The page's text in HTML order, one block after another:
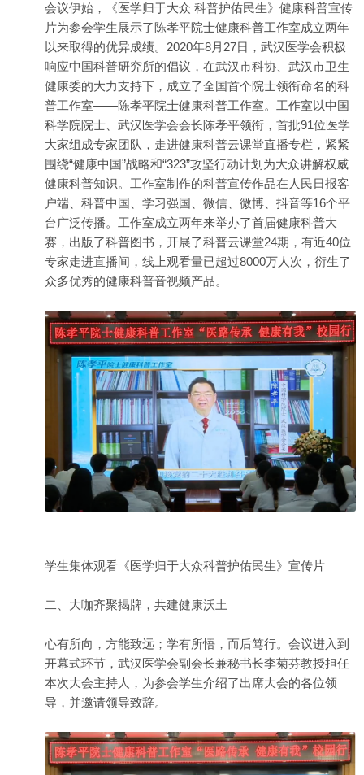
会议伊始，《医学归于大众 科普护佑民生》健康科普宣传
片为参会学生展示了陈孝平院士健康科普工作室成立两年
以来取得的优异成绩。2020年8月27日，武汉医学会积极
响应中国科普研究所的倡议，在武汉市科协、武汉市卫生
健康委的大力支持下，成立了全国首个院士领衔命名的科
普工作室——陈孝平院士健康科普工作室。工作室以中国
科学院院士、武汉医学会会长陈孝平领衔，首批91位医学
大家组成专家团队，走进健康科普云课堂直播专栏，紧紧
围绕“健康中国”战略和“323”攻坚行动计划为大众讲解权威
健康科普知识。工作室制作的科普宣传作品在人民日报客
户端、科普中国、学习强国、微信、微博、抖音等16个平
台广泛传播。工作室成立两年来举办了首届健康科普大
赛，出版了科普图书，开展了科普云课堂24期，有近40位
专家走进直播间，线上观看量已超过8000万人次，衍生了
众多优秀的健康科普音视频产品。
学生集体观看《医学归于大众科普护佑民生》宣传片
二、大咖齐聚揭牌，共建健康沃土
心有所向，方能致远；学有所悟，而后笃行。会议进入到
开幕式环节，武汉医学会副会长兼秘书长李菊芬教授担任
本次大会主持人，为参会学生介绍了出席大会的各位领
导，并邀请领导致辞。